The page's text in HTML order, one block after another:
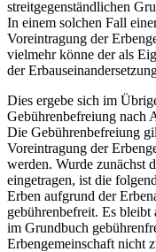
streitgegenständlichen
In einem solchen Fall
Voreintragung der
vielmehr könne der als
der
Dies ergebe sich im
Gebührenbefreiung
Die Gebührenbefreiung
Voreintragung der
werden. Wurde zunächst
eingetragen, ist die
Erben aufgrund der
gebührenbefreit. Es bleibt
im Grundbuch
Erbengemeinschaft nicht